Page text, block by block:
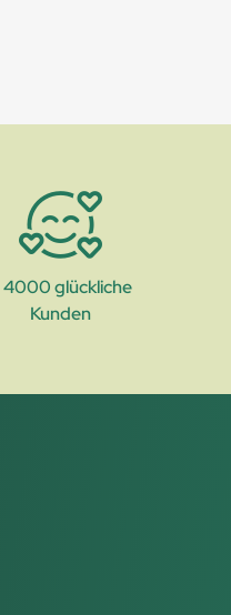
4000 glückliche
Kunden